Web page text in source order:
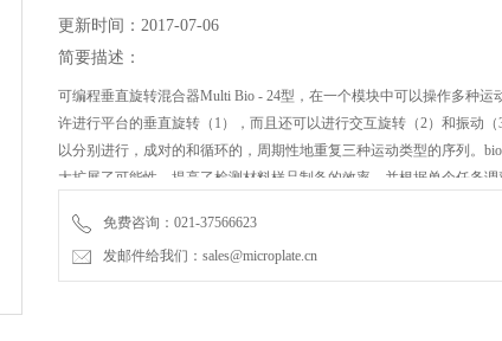
更新时间：2017-07-06
简要描述：
可编程垂直旋转混合器Multi Bio - 24型，在一个模块中可以操作多种运
许进行平台的垂直旋转（1），而且还可以进行交互旋转（2）和振动
以分别进行，成对的和循环的，周期性地重复三种运动类型的序列。
大扩展了可能性，提高了检测材料样品制备的效率，并根据单个任务
免费咨询：021-37566623
发邮件给我们：sales@microplate.cn